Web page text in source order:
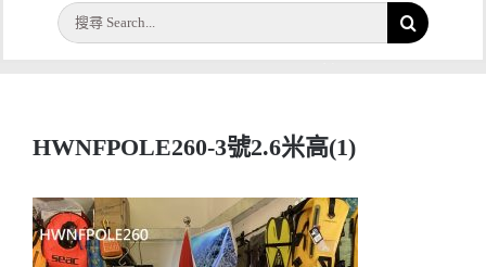
首頁
一天快取
實用系列
搜
索
型號：HWNFPOLE260 室內可移動式旗座 自由伸縮 1.7米 – 2.6米 Indoor
HWNFPOLE260-3號2.6米高(1)